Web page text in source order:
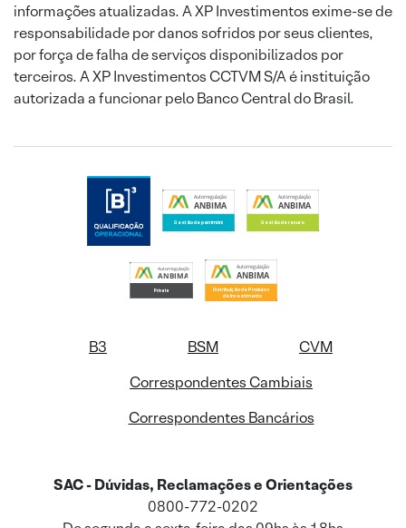
informações atualizadas. A XP Investimentos exime-se de
responsabilidade por danos sofridos por seus clientes,
por força de falha de serviços disponibilizados por
terceiros. A XP Investimentos CCTVM S/A é instituição
autorizada a funcionar pelo Banco Central do Brasil.
B3 BSM
CVM
Correspondentes Cambiais
Correspondentes Bancários
SAC - Dúvidas, Reclamações e Orientações
0800-772-0202